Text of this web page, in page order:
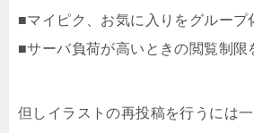
■マイピク、お気に入りをグループ
■サーバ負荷が高いときの閲覧制限
但しイラストの再投稿を行うには